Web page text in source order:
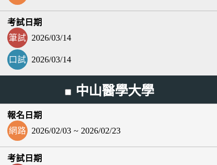
筆試 2026/03/14
口試 2026/03/14
中山醫學大學
網路 2026/02/03 ~ 2026/02/23